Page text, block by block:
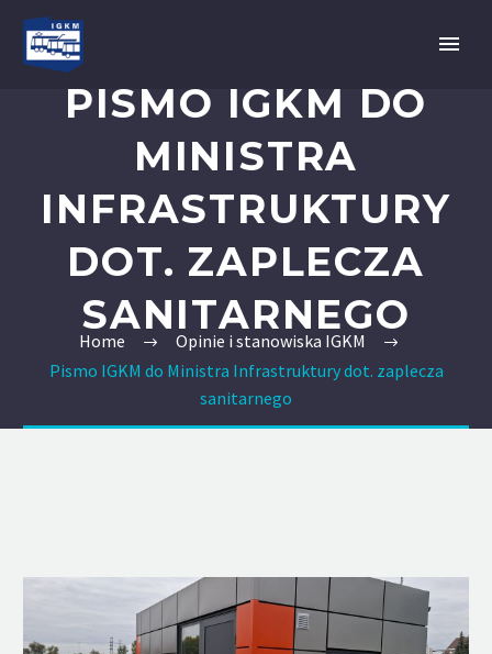
PISMO IGKM DO
MINISTRA
INFRASTRUKTURY
DOT. ZAPLECZA
SANITARNEGO
Home
Opinie i stanowiska IGKM
Pismo IGKM do Ministra Infrastruktury dot. zaplecza
sanitarnego